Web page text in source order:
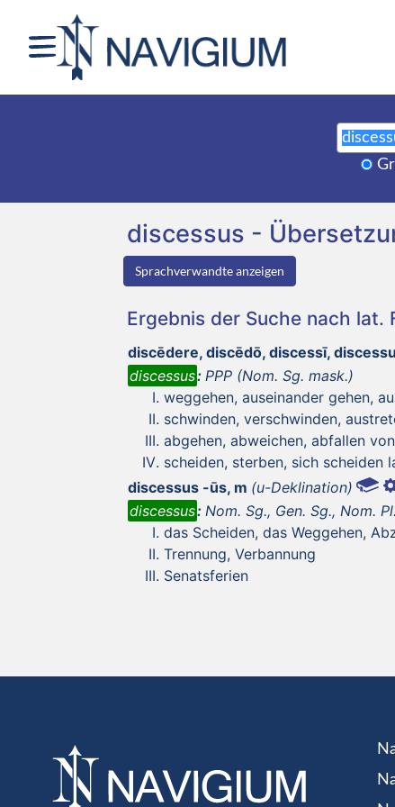
discessus -
Sprachverwandte anzeigen
Ergebnis der Suche nach lat.
discēdere, discēdō, discessī,
discessus: PPP (Nom. Sg. mask.)
weggehen, auseinander gehen,
schwinden, verschwinden,
abgehen, abweichen, abfallen von
scheiden, sterben, sich scheiden
discessus -ūs, m (u-Deklination)
discessus: Nom. Sg., Gen. Sg., Nom.
das Scheiden, das Weggehen,
Trennung, Verbannung
Senatsferien